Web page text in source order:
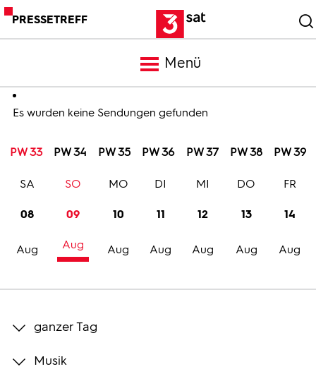
PRESSETREFF
Menü
Meldungen
Programm
Trailer
Bilder
Es wurden keine Sendungen gefunden
PW 33 PW 34 PW 35 PW 36 PW 37 PW 38 PW 39
08
Aug
SA
09
Aug
SO
10
Aug
MO
11
Aug
DI
12
Aug
MI
13
Aug
DO
14
Aug
FR
ganzer Tag
Musik